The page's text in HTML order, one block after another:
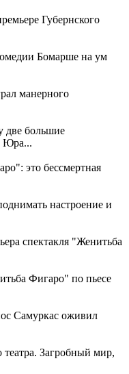
Губернского
Бомарше на ум
манерного
две большие
Юра...
это бессмертная
настроение и
спектакля "Женитьба
Фигаро" по пьесе
Самуркас оживил
театра. Загробный мир,